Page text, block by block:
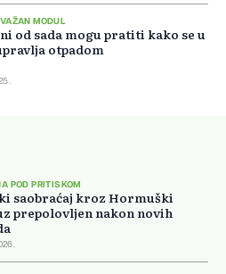
MODUL
od sada mogu pratiti kako se u
otpadom
POD PRITISKOM
saobraćaj kroz Hormuški
prepolovljen nakon novih